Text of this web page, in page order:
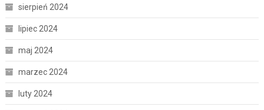
sierpień 2024
lipiec 2024
maj 2024
marzec 2024
luty 2024